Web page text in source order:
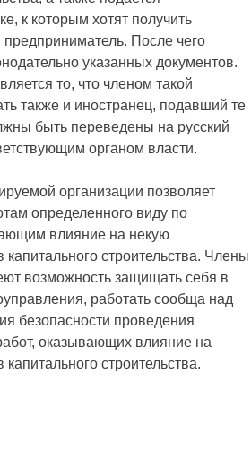
к которым хотят получить
После чего
указанных документов.
то, что членом такой
также и иностранец, подавший те
быть переведены на русский
органом власти.
организации позволяет
определенного виду по
влияние на некую
капитального строительства. Члены
возможность защищать себя в
работать сообща над
безопасности проведения
оказывающих влияние на
капитального строительства.